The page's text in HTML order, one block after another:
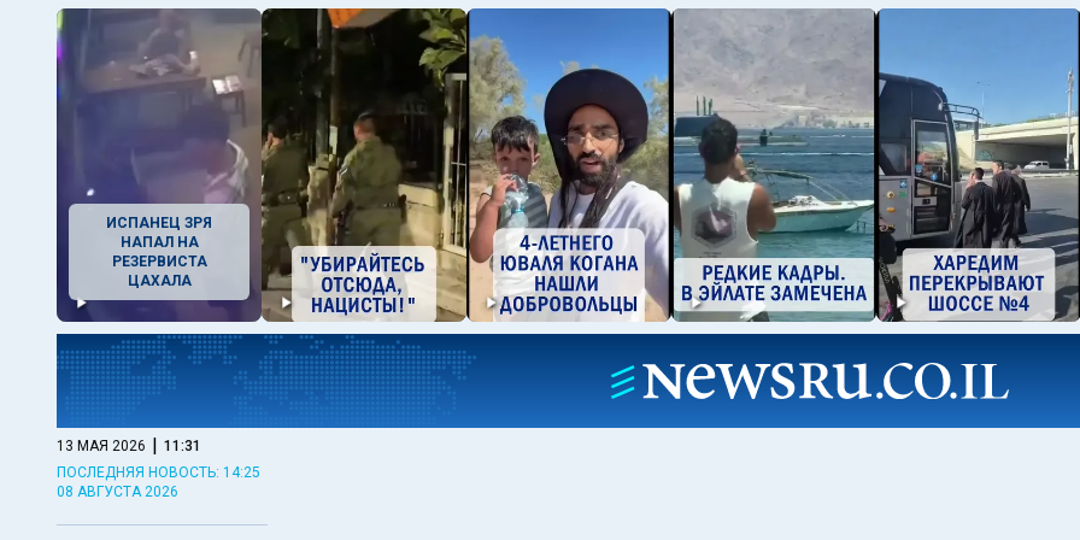
ИСПАНЕЦ ЗРЯ
НАПАЛ НА
РЕЗЕРВИСТА
ЦАХАЛА
13 МАЯ 2026 | 11:31
ПОСЛЕДНЯЯ НОВОСТЬ: 14:25
08 АВГУСТА 2026